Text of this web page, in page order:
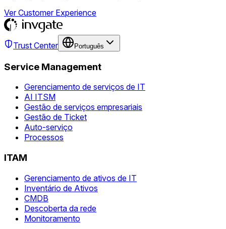
Ver Customer Experience
Trust Center Português
Service Management
Gerenciamento de serviços de IT
AI ITSM
Gestão de serviços empresariais
Gestão de Ticket
Auto-serviço
Processos
ITAM
Gerenciamento de ativos de IT
Inventário de Ativos
CMDB
Descoberta da rede
Monitoramento